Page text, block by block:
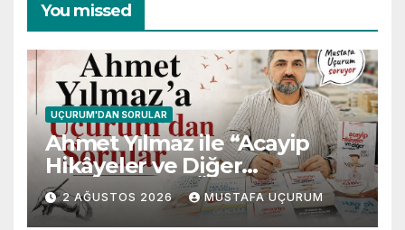
You missed
UÇURUM'DAN SORULAR
Ahmet Yılmaz ile “Acayip
Hikâyeler ve Diğer
Gevezelikler” Üzerine Söyleşi
2 AĞUSTOS 2026 MUSTAFA UÇURUM